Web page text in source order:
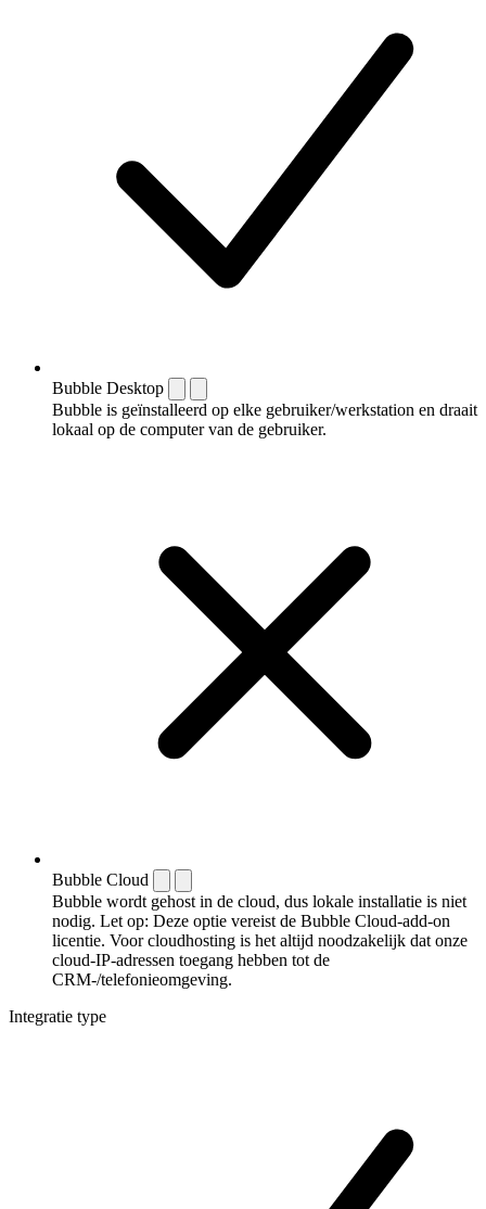
Bubble Desktop
Bubble is geïnstalleerd op elke gebruiker/werkstation en draait
lokaal op de computer van de gebruiker.
Bubble Cloud
Bubble wordt gehost in de cloud, dus lokale installatie is niet
nodig. Let op: Deze optie vereist de Bubble Cloud-add-on
licentie. Voor cloudhosting is het altijd noodzakelijk dat onze
cloud-IP-adressen toegang hebben tot de
CRM-/telefonieomgeving.
Integratie type